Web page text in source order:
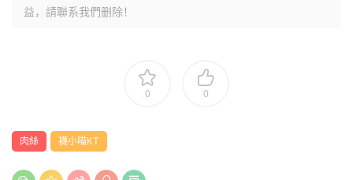
益，請聯系我們删除！
0 0
肉絲 襪小喵KT